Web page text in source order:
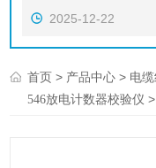
2025-12-22
首页 > 产品中心 > 电
546放电计数器校验仪